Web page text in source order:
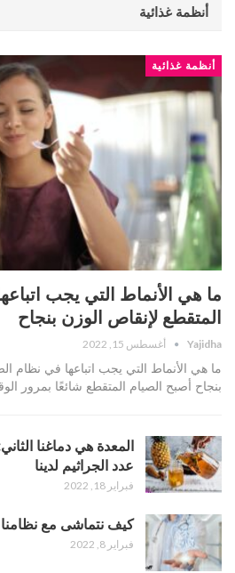
أنظمة غذائية
أنظمة غذائية
ما هي الأنماط التي يجب
المتقطع لإنقاص الوزن بنجاح
Yajidha أغسطس 15, 2022
ما هي الأنماط التي يجب اتباعها في نظام
بنجاح أصبح الصيام المتقطع شائعًا بمرور
المعدة هي دماغنا
عدد الجراثيم لدينا
فبراير 18, 2022
كيف نتماشى مع
فبراير 8, 2022